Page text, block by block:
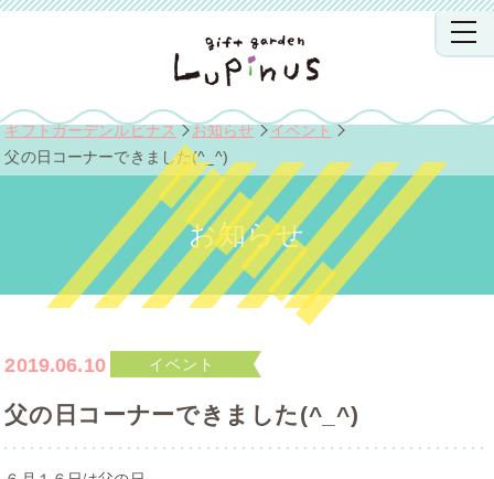
ギフトガーデンルピナス お知らせ
イベント
父の日コーナーできました(^_^)
お知らせ
2019.06.10 イベント
父の日コーナーできました(^_^)